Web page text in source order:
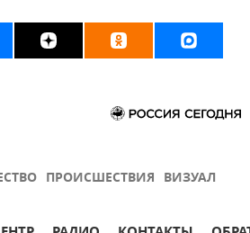
ПРОИСШЕСТВИЯ ВИЗУАЛ